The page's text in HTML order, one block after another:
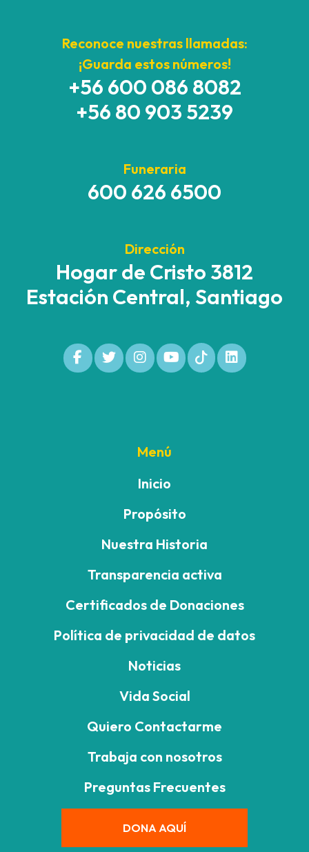
Reconoce nuestras llamadas:
¡Guarda estos números!
+56 600 086 8082
+56 80 903 5239
Funeraria
600 626 6500
Dirección
Hogar de Cristo 3812
Estación Central, Santiago
Menú
Inicio
Propósito
Nuestra Historia
Transparencia activa
Certificados de Donaciones
Política de privacidad de datos
Noticias
Vida Social
Quiero Contactarme
Trabaja con nosotros
Preguntas Frecuentes
DONA AQUÍ